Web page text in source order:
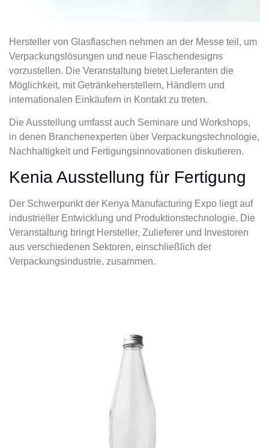
Hersteller von Glasflaschen nehmen an der Messe teil, um
Verpackungslösungen und neue Flaschendesigns
vorzustellen. Die Veranstaltung bietet Lieferanten die
Möglichkeit, mit Getränkeherstellern, Händlern und
internationalen Einkäufern in Kontakt zu treten.
Die Ausstellung umfasst auch Seminare und Workshops,
in denen Branchenexperten über Verpackungstechnologie,
Nachhaltigkeit und Fertigungsinnovationen diskutieren.
Kenia Ausstellung für Fertigung
Der Schwerpunkt der Kenya Manufacturing Expo liegt auf
industrieller Entwicklung und Produktionstechnologie. Die
Veranstaltung bringt Hersteller, Zulieferer und Investoren
aus verschiedenen Sektoren, einschließlich der
Verpackungsindustrie, zusammen.